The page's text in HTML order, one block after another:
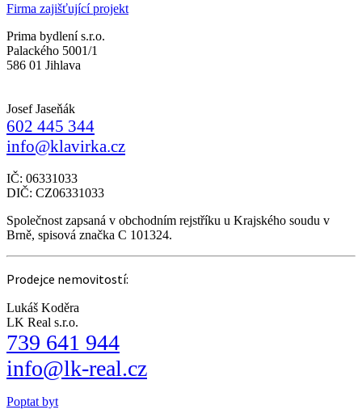
Firma zajišťující projekt
Prima bydlení s.r.o.
Palackého 5001/1
586 01 Jihlava
Josef Jaseňák
602 445 344
info@klavirka.cz
IČ: 06331033
DIČ: CZ06331033
Společnost zapsaná v obchodním rejstříku u Krajského soudu v
Brně, spisová značka C 101324.
Prodejce nemovitostí:
Lukáš Koděra
LK Real s.r.o.
739 641 944
info@lk-real.cz
Poptat byt